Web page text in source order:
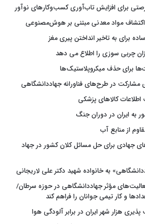
برای افزایش تاب‌آوری کسب‌وکارهای نوآور
مواد معدنی مبتنی بر هوش‌مصنوعی
برای به تاخیر انداختن پیری مغز
چربی سوزی را اطلاع می دهد
برای حذف میکروپلاستیک‌ها
مشارکت در طرح‌های فناورانه جهاددانشگاهی
از منابع آب
جهادی برای حل مسائل کلان کشور در جهاد
به خانواده شهید دکتر علی لاریجانی
مؤثر جهاددانشگاهی در حوزه سرطان/
و کار تیمی جوانان را فراهم کند
هزار شهر ایران در برابر آلودگی هوا